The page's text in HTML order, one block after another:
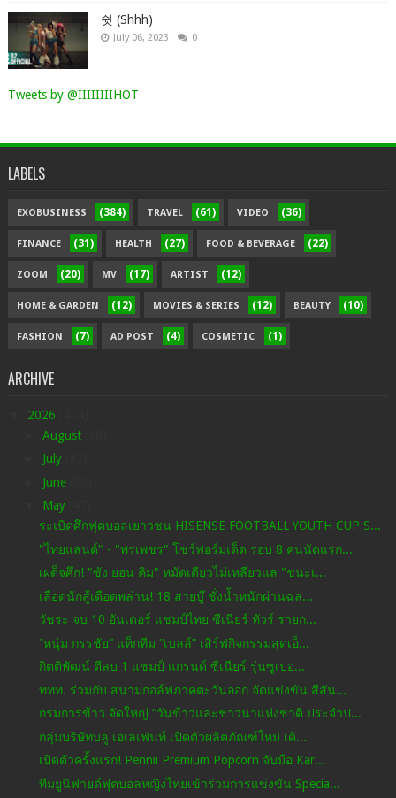
쉿 (Shhh)
July 06, 2023 0
Tweets by @IIIIIIIIHOT
LABELS
EXOBUSINESS (384) TRAVEL (61) VIDEO (36)
FINANCE (31) HEALTH (27) FOOD & BEVERAGE (22)
ZOOM (20) MV (17) ARTIST (12)
HOME & GARDEN (12) MOVIES & SERIES (12) BEAUTY (10)
FASHION (7) AD POST (4) COSMETIC (1)
ARCHIVE
2026
August
July
June
May
ระเบิดศึกฟุตบอลเยาวชน HISENSE FOOTBALL YOUTH CUP S...
"ไทยแลนด์" - "พรเพชร" โชว์ฟอร์มเด็ด รอบ 8 คนนัดแรก...
เผด็จศึก! "ซัง ยอน คิม" หมัดเดียวไม่เหลียวแล "ชนะเ...
เลือดนักสู้เดือดพล่าน! 18 สายบู๊ ชั่งน้ำหนักผ่านฉล...
วัชระ จบ 10 อันเดอร์ แชมป์ไทย ซีเนียร์ ทัวร์ รายก...
“หนุ่ม กรรชัย” แท็กทีม “เบลล์” เสิร์ฟกิจกรรมสุดเอ็...
กิตติพัฒน์ ตีลบ 1 แชมป์ แกรนด์ ซีเนียร์ รุ่นซูเปอ...
ททท. ร่วมกับ สนามกอล์ฟภาคตะวันออก จัดแข่งขัน สีสัน...
กรมการข้าว จัดใหญ่ “วันข้าวและชาวนาแห่งชาติ ประจำป...
กลุ่มบริษัทบลู เอเลเฟ่นท์ เปิดตัวผลิตภัณฑ์ใหม่ เดิ...
เปิดตัวครั้งแรก! Pennii Premium Popcorn จับมือ Kar...
ทีมยูนิฟายด์ฟุตบอลหญิงไทยเข้าร่วมการแข่งขัน Specia...